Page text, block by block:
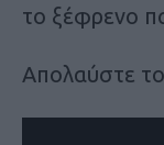
το ξέφρενο
Απολαύστε